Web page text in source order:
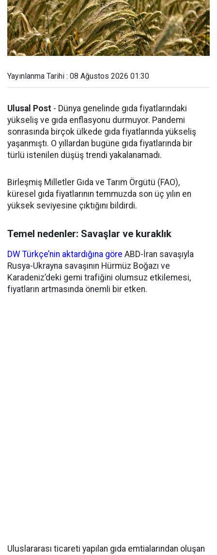
Yayınlanma Tarihi : 08 Ağustos 2026 01:30
Ulusal Post - Dünya genelinde gıda fiyatlarındaki
yükseliş ve gıda enflasyonu durmuyor. Pandemi
sonrasında birçok ülkede gıda fiyatlarında yükseliş
yaşanmıştı. O yıllardan bugüne gıda fiyatlarında bir
türlü istenilen düşüş trendi yakalanamadı.
Birleşmiş Milletler Gıda ve Tarım Örgütü (FAO),
küresel gıda fiyatlarının temmuzda son üç yılın en
yüksek seviyesine çıktığını bildirdi.
Temel nedenler: Savaşlar ve kuraklık
DW Türkçe’nin aktardığına göre ABD-İran savaşıyla
Rusya-Ukrayna savaşının Hürmüz Boğazı ve
Karadeniz’deki gemi trafiğini olumsuz etkilemesi,
fiyatların artmasında önemli bir etken.
Uluslararası ticareti yapılan gıda emtialarından oluşan